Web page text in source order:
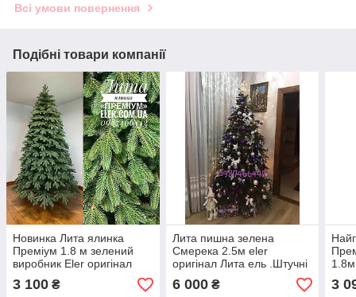
Всі умови повернення
Подібні товари компанії
Новинка Лита ялинка
Преміум 1.8 м зелений
виробник Eler оригінал
3 100 ₴
Лита пишна зелена
Смерека 2.5м eler
оригінал Лита ель .Штучні
ялинки від
Виробника.Україна
6 000₴
1.8м
3